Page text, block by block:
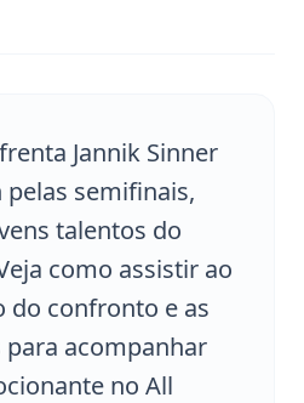
Jannik Sinner
semifinais,
talentos do
como assistir ao
do confronto e as
acompanhar
no All